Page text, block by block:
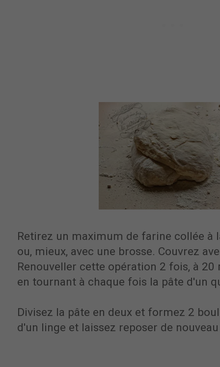
Retirez un maximum de farine collée à
ou, mieux, avec une brosse. Couvrez
Renouveller cette opération 2 fois, à
en tournant à chaque fois la pâte d'un
Divisez la pâte en deux et formez 2
d'un linge et laissez reposer de